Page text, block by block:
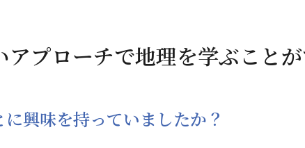
プローチで地理を学ぶこと
に興味を持っていましたか？